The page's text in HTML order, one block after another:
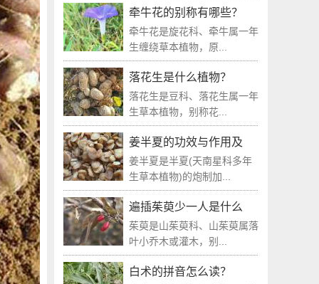
牵牛花的别称有哪些？
牵牛花是旋花科、牵牛属一年
生缠绕草本植物，原...
落花生是什么植物？
落花生是豆科、落花生属一年
生草本植物，别称花...
姜半夏的功效与作用及
姜半夏是半夏(天南星科多年
生草本植物)的炮制加...
遍插茱萸少一人是什么
茱萸是山茱萸科、山茱萸属落
叶小乔木或灌木，别...
白术的拼音怎么读？